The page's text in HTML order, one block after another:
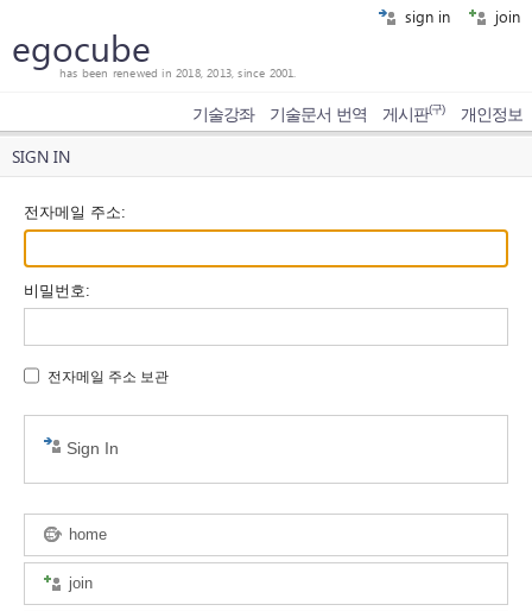
sign in join
egocube
has been renewed in 2018, 2013, since 2001.
기술강좌 기술문서 번역 게시판(구) 개인정보
SIGN IN
전자메일 주소:
비밀번호:
전자메일 주소 보관
Sign In
home
join